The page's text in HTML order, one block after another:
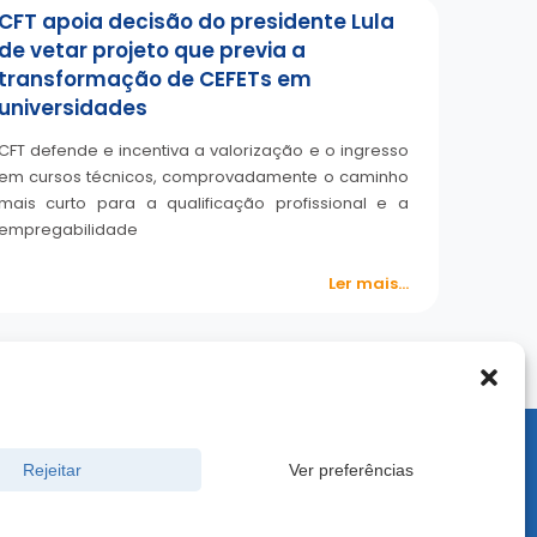
Rejeitar Ver preferências
CFT apoia decisão do presidente Lula
de vetar projeto que previa a
transformação de CEFETs em
universidades
defende e incentiva a valorização e o ingresso
cursos técnicos, comprovadamente o caminho
curto para a qualificação profissional e a
Ler mais...
-